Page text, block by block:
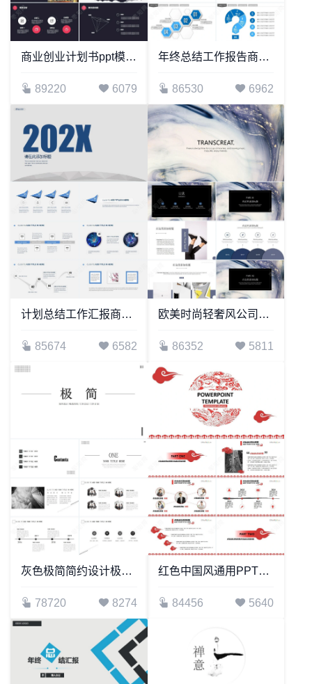
商业创业计划书ppt模板创业融资计划书
89220 6079
年终总结工作报告商业汇报通用PPT模板
86530 6962
计划总结工作汇报商务通用汇报PPT模板(2)
85674 6582
欧美时尚轻奢风公司简介商业计划书项目报告PPT模板
86352 5811
灰色极简简约设计极致简约工作总结工作计划
78720 8274
红色中国风通用PPT模板
84456 5640